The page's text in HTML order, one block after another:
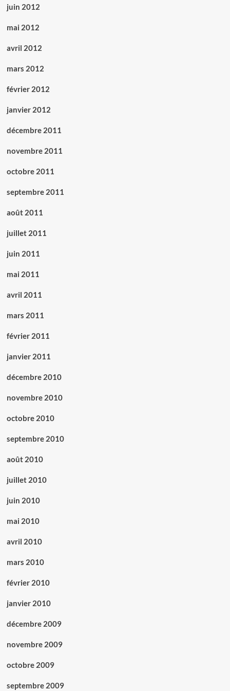
juin 2012
mai 2012
avril 2012
mars 2012
février 2012
janvier 2012
décembre 2011
novembre 2011
octobre 2011
septembre 2011
août 2011
juillet 2011
juin 2011
mai 2011
avril 2011
mars 2011
février 2011
janvier 2011
décembre 2010
novembre 2010
octobre 2010
septembre 2010
août 2010
juillet 2010
juin 2010
mai 2010
avril 2010
mars 2010
février 2010
janvier 2010
décembre 2009
novembre 2009
octobre 2009
septembre 2009